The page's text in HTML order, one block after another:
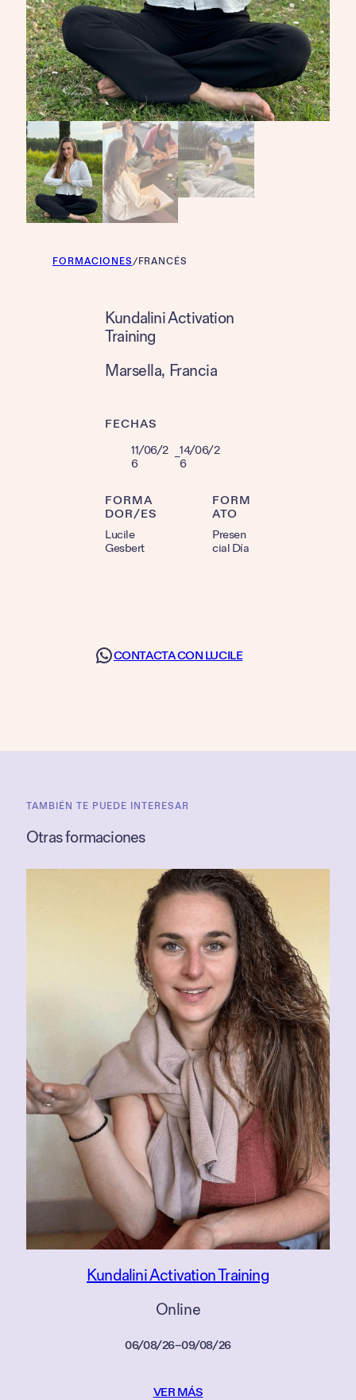
FORMACIONES/FRANCÉS
Kundalini Activation
Training
Marsella, Francia
FECHAS
11/06/2
6
–14/06/2
6
FORMA
DOR/ES
Lucile
Gesbert
FORM
ATO
Presen
cial Día
CONTACTA CON LUCILE
TAMBIÉN TE PUEDE INTERESAR
Otras formaciones
Kundalini Activation Training
Online
06/08/26–09/08/26
VER MÁS